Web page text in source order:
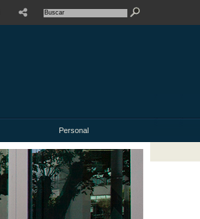
Personal